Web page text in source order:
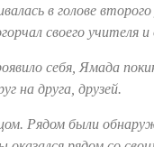
в голове
своего учителя и
себя, Ямада
на друга, друзей.
Рядом были